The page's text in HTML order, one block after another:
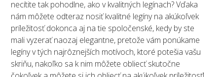
necítite tak pohodlne, ako v kvalitných legínach? Vďaka
nám môžete odteraz nosiť kvalitné legíny na akúkoľvek
príležitosť dokonca aj na tie spoločenské, kedy by ste
mali vyzerať naozaj elegantne, pretože vám ponúkame
legíny v tých najrôznejších motívoch, ktoré potešia vašu
skriňu, nakoľko sa k nim môžete obliecť skutočne